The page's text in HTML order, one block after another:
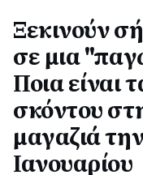
Ξεκινούν
σε μια
Ποια είναι
σκόντου
μαγαζιά
Ιανουαρίου